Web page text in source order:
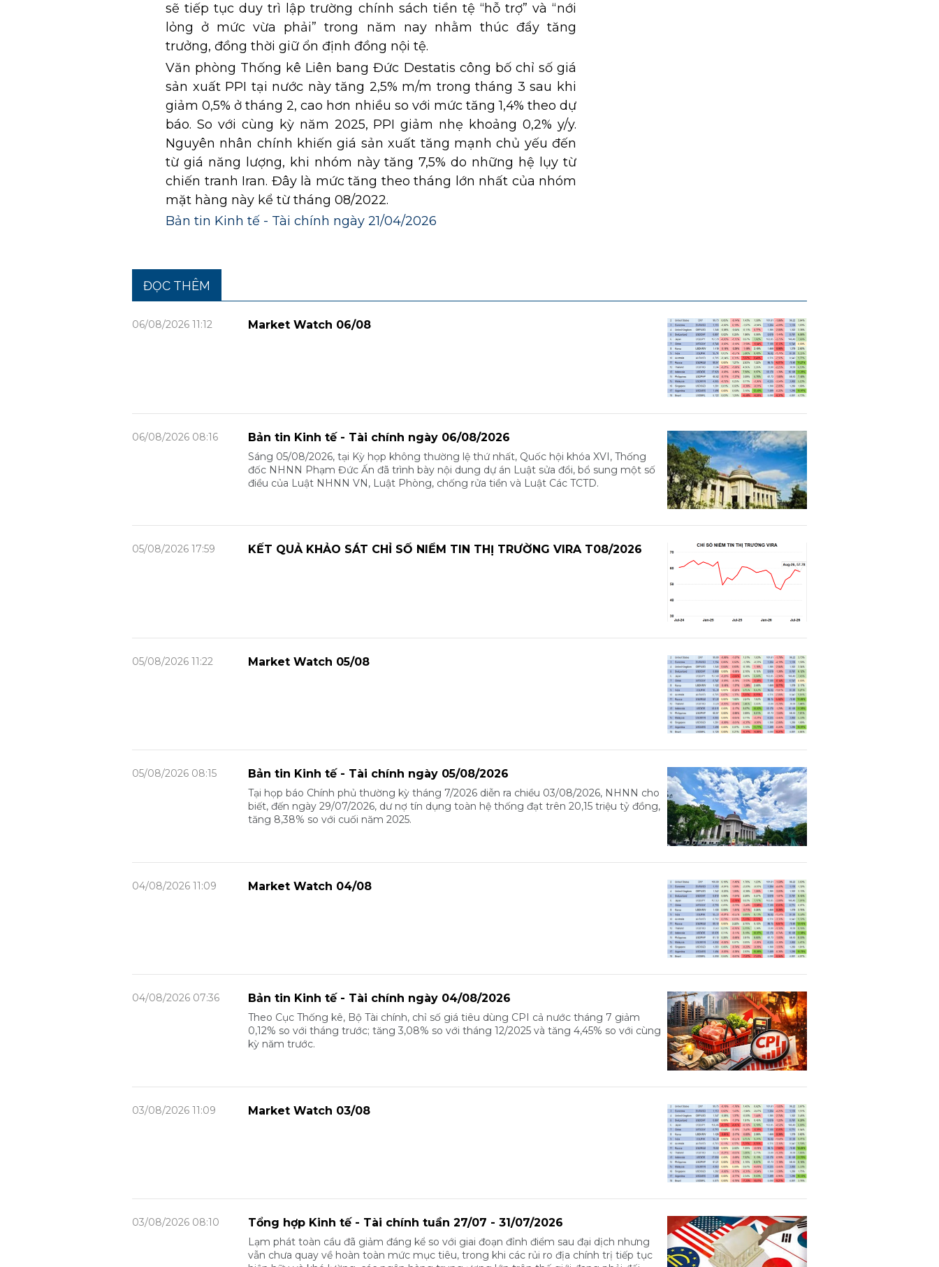
sẽ tiếp tục duy trì lập trường chính sách tiền tệ “hỗ trợ” và “nới
lỏng ở mức vừa phải” trong năm nay nhằm thúc đẩy tăng
trưởng, đồng thời giữ ổn định đồng nội tệ.
Văn phòng Thống kê Liên bang Đức Destatis công bố chỉ số giá
sản xuất PPI tại nước này tăng 2,5% m/m trong tháng 3 sau khi
giảm 0,5% ở tháng 2, cao hơn nhiều so với mức tăng 1,4% theo dự
báo. So với cùng kỳ năm 2025, PPI giảm nhẹ khoảng 0,2% y/y.
Nguyên nhân chính khiến giá sản xuất tăng mạnh chủ yếu đến
từ giá năng lượng, khi nhóm này tăng 7,5% do những hệ lụy từ
chiến tranh Iran. Đây là mức tăng theo tháng lớn nhất của nhóm
mặt hàng này kể từ tháng 08/2022.
Bản tin Kinh tế - Tài chính ngày 21/04/2026
ĐỌC THÊM
Market Watch 06/08
06/08/2026 11:12
Bản tin Kinh tế - Tài chính ngày 06/08/2026
Sáng 05/08/2026, tại Kỳ họp không thường lệ thứ nhất, Quốc hội khóa XVI, Thống
đốc NHNN Phạm Đức Ấn đã trình bày nội dung dự án Luật sửa đổi, bổ sung một số
điều của Luật NHNN VN, Luật Phòng, chống rửa tiền và Luật Các TCTD.
06/08/2026 08:16
KẾT QUẢ KHẢO SÁT CHỈ SỐ NIỀM TIN THỊ TRƯỜNG VIRA T08/2026
05/08/2026 17:59
Market Watch 05/08
05/08/2026 11:22
Bản tin Kinh tế - Tài chính ngày 05/08/2026
Tại họp báo Chính phủ thường kỳ tháng 7/2026 diễn ra chiều 03/08/2026, NHNN cho
biết, đến ngày 29/07/2026, dư nợ tín dụng toàn hệ thống đạt trên 20,15 triệu tỷ đồng,
tăng 8,38% so với cuối năm 2025.
05/08/2026 08:15
Market Watch 04/08
04/08/2026 11:09
Bản tin Kinh tế - Tài chính ngày 04/08/2026
Theo Cục Thống kê, Bộ Tài chính, chỉ số giá tiêu dùng CPI cả nước tháng 7 giảm
0,12% so với tháng trước; tăng 3,08% so với tháng 12/2025 và tăng 4,45% so với cùng
kỳ năm trước.
04/08/2026 07:36
Market Watch 03/08
03/08/2026 11:09
Tổng hợp Kinh tế - Tài chính tuần 27/07 - 31/07/2026
Lạm phát toàn cầu đã giảm đáng kể so với giai đoạn đỉnh điểm sau đại dịch nhưng
vẫn chưa quay về hoàn toàn mức mục tiêu, trong khi các rủi ro địa chính trị tiếp tục
03/08/2026 08:10